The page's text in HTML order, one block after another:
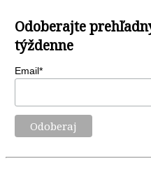
Odoberajte
týždenne
Email*